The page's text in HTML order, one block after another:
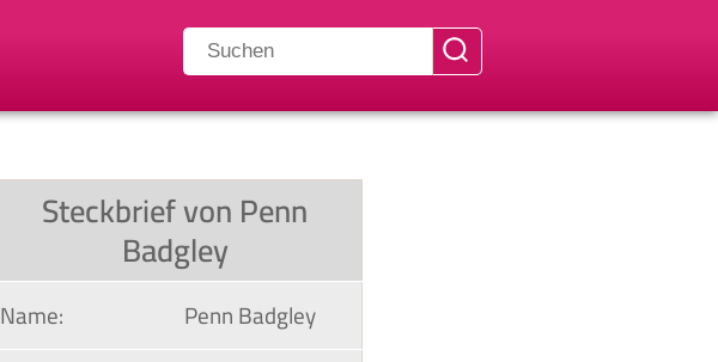
Steckbrief von Penn
Badgley
Name:
Penn Badgley